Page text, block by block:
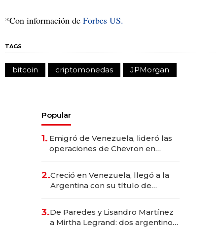
*Con información de Forbes US.
TAGS
bitcoin criptomonedas JPMorgan
Popular
1. Emigró de Venezuela, lideró las
operaciones de Chevron en
2.Creció en Venezuela, llegó a la
Argentina con su título de
las marcas "fast premium"
3.De Paredes y Lisandro Martínez
a Mirtha Legrand: dos argentinos